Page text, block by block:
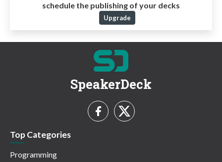
schedule the publishing of your decks
Upgrade
SpeakerDeck
Top Categories
Programming